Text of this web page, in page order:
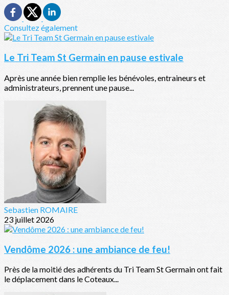
Consultez également
Le Tri Team St Germain en pause estivale
Après une année bien remplie les bénévoles, entraineurs et
administrateurs, prennent une pause...
Sebastien ROMAIRE
23 juillet 2026
Vendôme 2026 : une ambiance de feu!
Près de la moitié des adhérents du Tri Team St Germain ont fait
le déplacement dans le Coteaux...